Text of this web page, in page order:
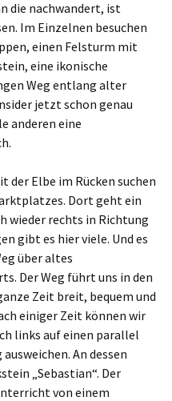
die nachwandert, ist
Im Einzelnen besuchen
einen Felsturm mit
eine ikonische
Weg entlang alter
jetzt schon genau
anderen eine
der Elbe im Rücken suchen
Dort geht ein
wieder rechts in Richtung
gibt es hier viele. Und es
über altes
Der Weg führt uns in den
Zeit breit, bequem und
einiger Zeit können wir
links auf einen parallel
An dessen
„Sebastian“. Der
von einem